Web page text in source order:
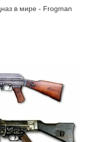
в мире - Frogman